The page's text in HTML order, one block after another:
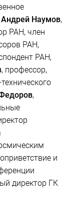
Андрей Наумов,
РАН, член
РАН,
РАН,
, профессор,
,
и
директор ГК